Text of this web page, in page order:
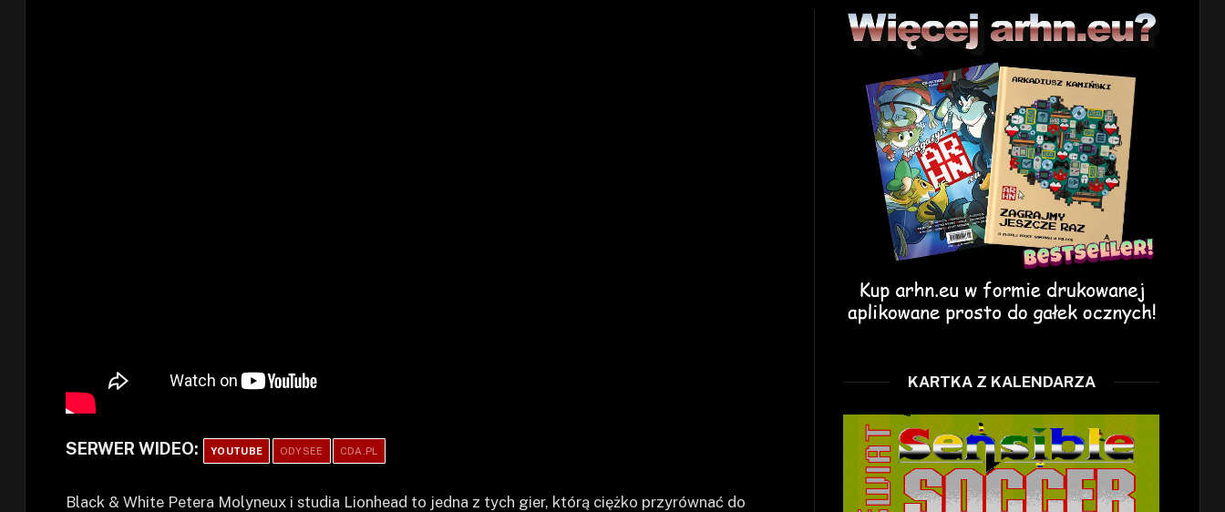
SERWER WIDEO: YOUTUBE ODYSEE CDA.PL
Black & White Petera Molyneux i studia Lionhead to jedna z tych gier, którą ciężko przyrównać do
KARTKA Z KALENDARZA